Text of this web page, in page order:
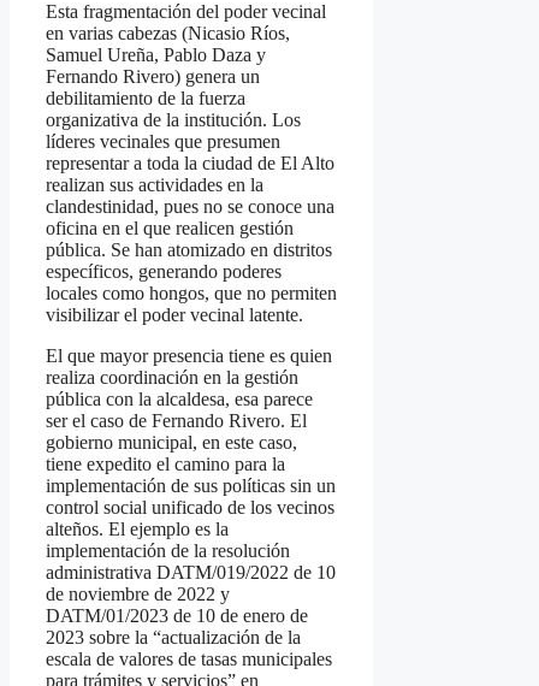
Esta fragmentación del poder vecinal
en varias cabezas (Nicasio Ríos,
Samuel Ureña, Pablo Daza y
Fernando Rivero) genera un
debilitamiento de la fuerza
organizativa de la institución. Los
líderes vecinales que presumen
representar a toda la ciudad de El Alto
realizan sus actividades en la
clandestinidad, pues no se conoce una
oficina en el que realicen gestión
pública. Se han atomizado en distritos
específicos, generando poderes
locales como hongos, que no permiten
visibilizar el poder vecinal latente.
El que mayor presencia tiene es quien
realiza coordinación en la gestión
pública con la alcaldesa, esa parece
ser el caso de Fernando Rivero. El
gobierno municipal, en este caso,
tiene expedito el camino para la
implementación de sus políticas sin un
control social unificado de los vecinos
alteños. El ejemplo es la
implementación de la resolución
administrativa DATM/019/2022 de 10
de noviembre de 2022 y
DATM/01/2023 de 10 de enero de
2023 sobre la “actualización de la
escala de valores de tasas municipales
para trámites y servicios” en